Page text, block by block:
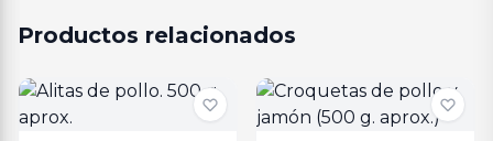
Productos relacionados